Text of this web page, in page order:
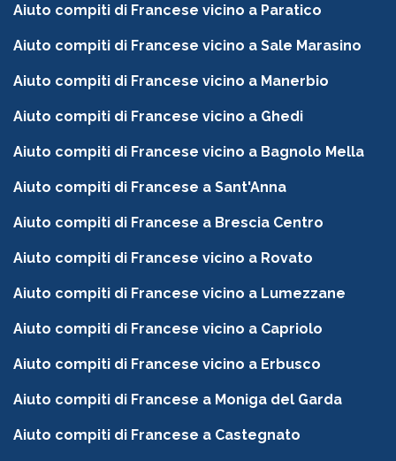
Aiuto compiti di Francese vicino a Paratico
Aiuto compiti di Francese vicino a Sale Marasino
Aiuto compiti di Francese vicino a Manerbio
Aiuto compiti di Francese vicino a Ghedi
Aiuto compiti di Francese vicino a Bagnolo Mella
Aiuto compiti di Francese a Sant'Anna
Aiuto compiti di Francese a Brescia Centro
Aiuto compiti di Francese vicino a Rovato
Aiuto compiti di Francese vicino a Lumezzane
Aiuto compiti di Francese vicino a Capriolo
Aiuto compiti di Francese vicino a Erbusco
Aiuto compiti di Francese a Moniga del Garda
Aiuto compiti di Francese a Castegnato